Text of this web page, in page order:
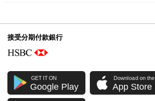
接受分期付款銀行
GET IT ON
Google Play
Download on the
App Store